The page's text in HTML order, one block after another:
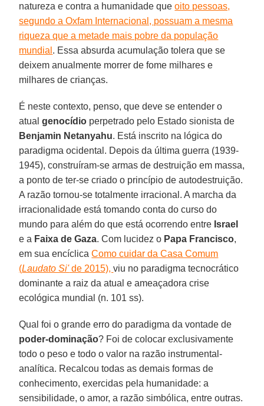
natureza e contra a humanidade queoito pessoas,
segundo a Oxfam Internacional, possuam a mesma
riqueza que a metade mais pobre da população
mundial . Essa absurda acumulação tolera que se
deixem anualmente morrer de fome milhares e
milhares de crianças.
É neste contexto, penso, que deve se entender o
atualgenocídio perpetrado pelo Estado sionista de
Benjamin Netanyahu. Está inscrito na lógica do
paradigma ocidental. Depois da última guerra (1939-
1945), construíram-se armas de destruição em massa,
a ponto de ter-se criado o princípio de autodestruição.
A razão tornou-se totalmente irracional. A marcha da
irracionalidade está tomando conta do curso do
mundo para além do que está ocorrendo entre Israel
e a Faixa de Gaza. Com lucidez o Papa Francisco,
em sua encíclicaComo cuidar da Casa Comum
(Laudato Si'de 2015),viu no paradigma tecnocrático
dominante a raiz da atual e ameaçadora crise
ecológica mundial (n. 101 ss).
Qual foi o grande erro do paradigma da vontade de
poder-dominação? Foi de colocar exclusivamente
todo o peso e todo o valor na razão instrumental-
analítica. Recalcou todas as demais formas de
conhecimento, exercidas pela humanidade: a
sensibilidade, o amor, a razão simbólica, entre outras.